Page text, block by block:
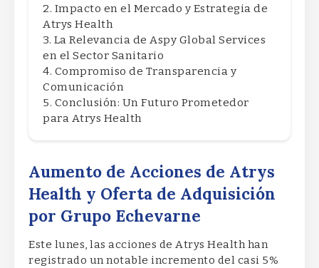
Impacto en el Mercado y Estrategia de
Atrys Health
La Relevancia de Aspy Global Services
en el Sector Sanitario
Compromiso de Transparencia y
Comunicación
Conclusión: Un Futuro Prometedor
para Atrys Health
Aumento de Acciones de Atrys
Health y Oferta de Adquisición
por Grupo Echevarne
Este lunes, las acciones de Atrys Health han
registrado un notable incremento del casi 5%